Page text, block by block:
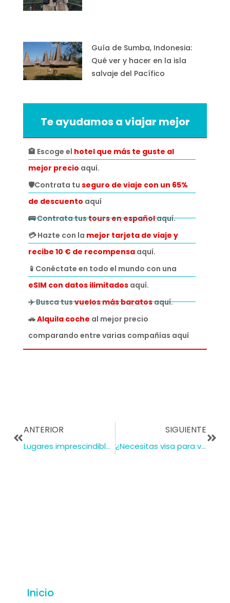
Guía de Sumba, Indonesia:
Qué ver y hacer en la isla
salvaje del Pacífico
Te ayudamos a viajar mejor
🏨 Escoge el hotel que más te guste al
mejor precio aquí.
🛡️Contrata tu seguro de viaje con un 65%
de descuento aquí
🚌 Contrata tustours en españolaquí.
💳 Hazte con la mejor tarjeta de viaje y
recibe 10 € de recompensa aquí.
📱Conéctate en todo el mundo con una
eSIM con datos ilimitados aquí.
✈️ Busca tusvuelos más baratosaquí.
🚗Alquila coche al mejor precio
comparando entre varias compañías aquí
ANTERIOR
Lugares imprescindibles que ver en la Valeta en 1 día – Malta
SIGUIENTE
¿Necesitas visa para viajar? Requisitos y tipos de visa
Inicio